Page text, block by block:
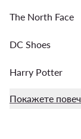
The North Face
DC Shoes
Harry Potter
Покажете